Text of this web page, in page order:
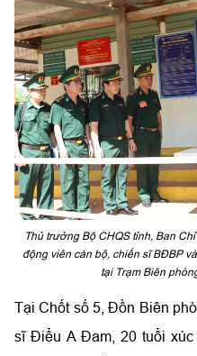
Thủ trưởng Bộ CHQS tỉnh, Ban
động viên cán bộ, chiến sĩ BĐBP
tại Trạm Biên
Tại Chốt số 5, Đồn Biên
sĩ Điểu A Đam, 20 tuổi xúc